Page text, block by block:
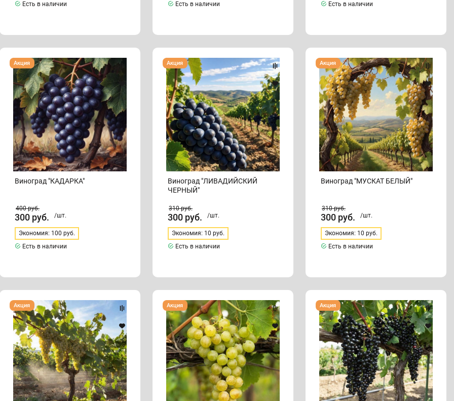
Есть в наличии
Есть в наличии
Есть в наличии
Виноград
"КАДАРКА"
Виноград "КАДАРКА"
Акция
400руб.
300 руб. /шт.
Экономия: 100 руб.
Есть в наличии
Виноград
"ЛИВАДИЙСКИЙ
ЧЕРНЫЙ"
Виноград "ЛИВАДИЙСКИЙ
ЧЕРНЫЙ"
Акция
310руб.
300 руб. /шт.
Экономия: 10 руб.
Есть в наличии
Виноград
"МУСКАТ
БЕЛЫЙ"
Виноград "МУСКАТ БЕЛЫЙ"
Акция
310руб.
300 руб. /шт.
Экономия: 10 руб.
Есть в наличии
Виноград
"СОВИНЬОН
БЛАН"
Акция
Виноград
"ШАРДОНЕ"
Акция
Виноград
"БАГИРА"
Акция